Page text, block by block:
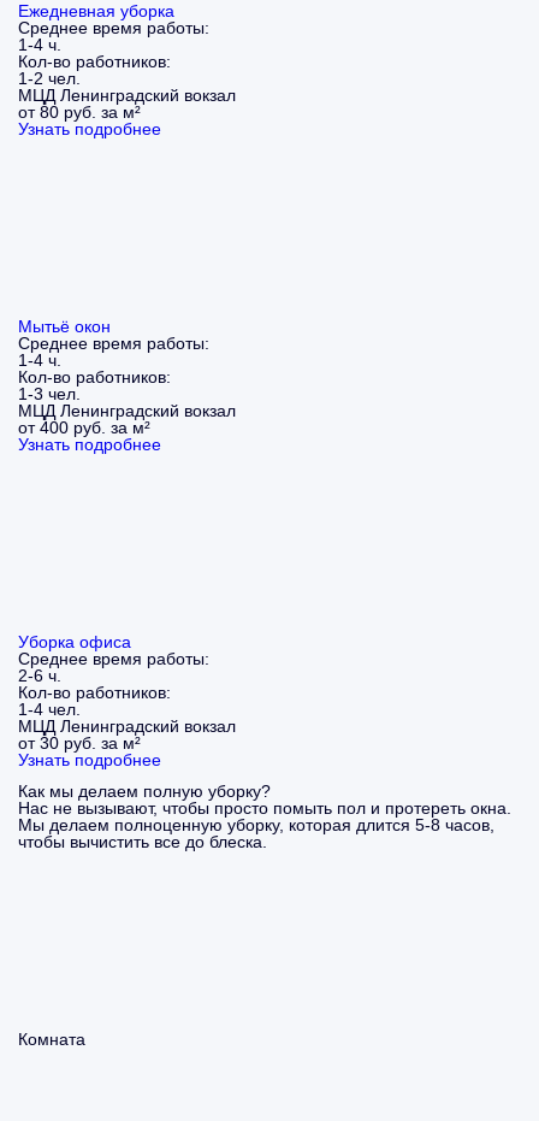
Ежедневная уборка
Среднее время работы:
1-4 ч.
Кол-во работников:
1-2 чел.
МЦД Ленинградский вокзал
от 80 руб. за м²
Узнать подробнее
Мытьё окон
Среднее время работы:
1-4 ч.
Кол-во работников:
1-3 чел.
МЦД Ленинградский вокзал
от 400 руб. за м²
Узнать подробнее
Уборка офиса
Среднее время работы:
2-6 ч.
Кол-во работников:
1-4 чел.
МЦД Ленинградский вокзал
от 30 руб. за м²
Узнать подробнее
Как мы делаем полную уборку?
Нас не вызывают, чтобы просто помыть пол и протереть окна.
Мы делаем полноценную уборку, которая длится 5-8 часов,
чтобы вычистить все до блеска.
Комната